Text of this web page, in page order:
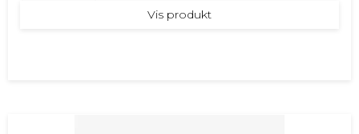
Vis produkt